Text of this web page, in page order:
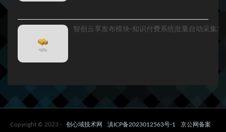
Copyright © 2023 - 创心域技术网 滇ICP备2023012563号-1 京公网备案